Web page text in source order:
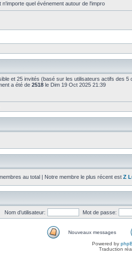
quel événement autour de l'impro
et 25 invités (basé sur les utilisateurs actifs des 5
a été de 2518 le Dim 19 Oct 2025 21:39
au total | Notre membre le plus récent est Z
Nom d’utilisateur: Mot de passe:
Nouveaux messages
Powered by
Traduction